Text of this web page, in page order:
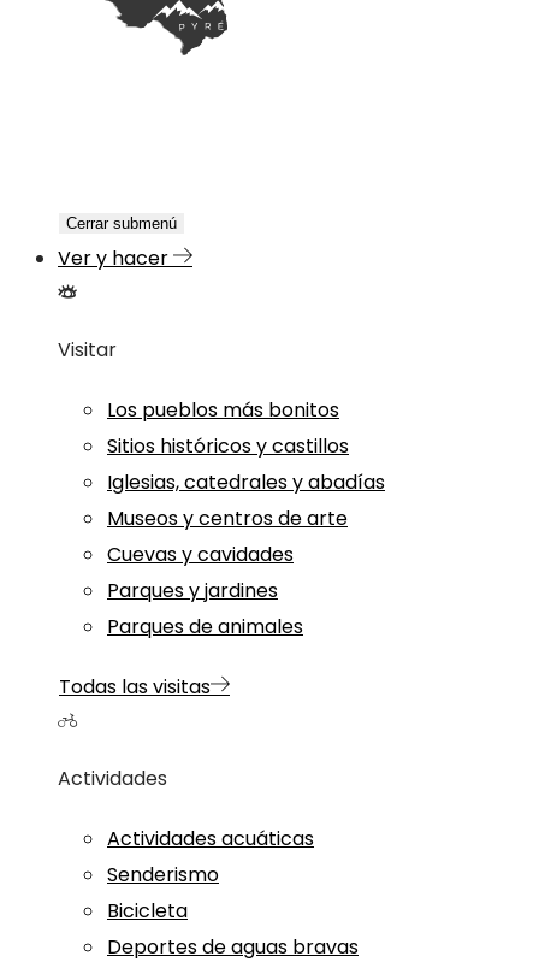
Cerrar submenú
Ver y hacer
Visitar
Los pueblos más bonitos
Sitios históricos y castillos
Iglesias, catedrales y abadías
Museos y centros de arte
Cuevas y cavidades
Parques y jardines
Parques de animales
Todas las visitas
Actividades
Actividades acuáticas
Senderismo
Bicicleta
Deportes de aguas bravas